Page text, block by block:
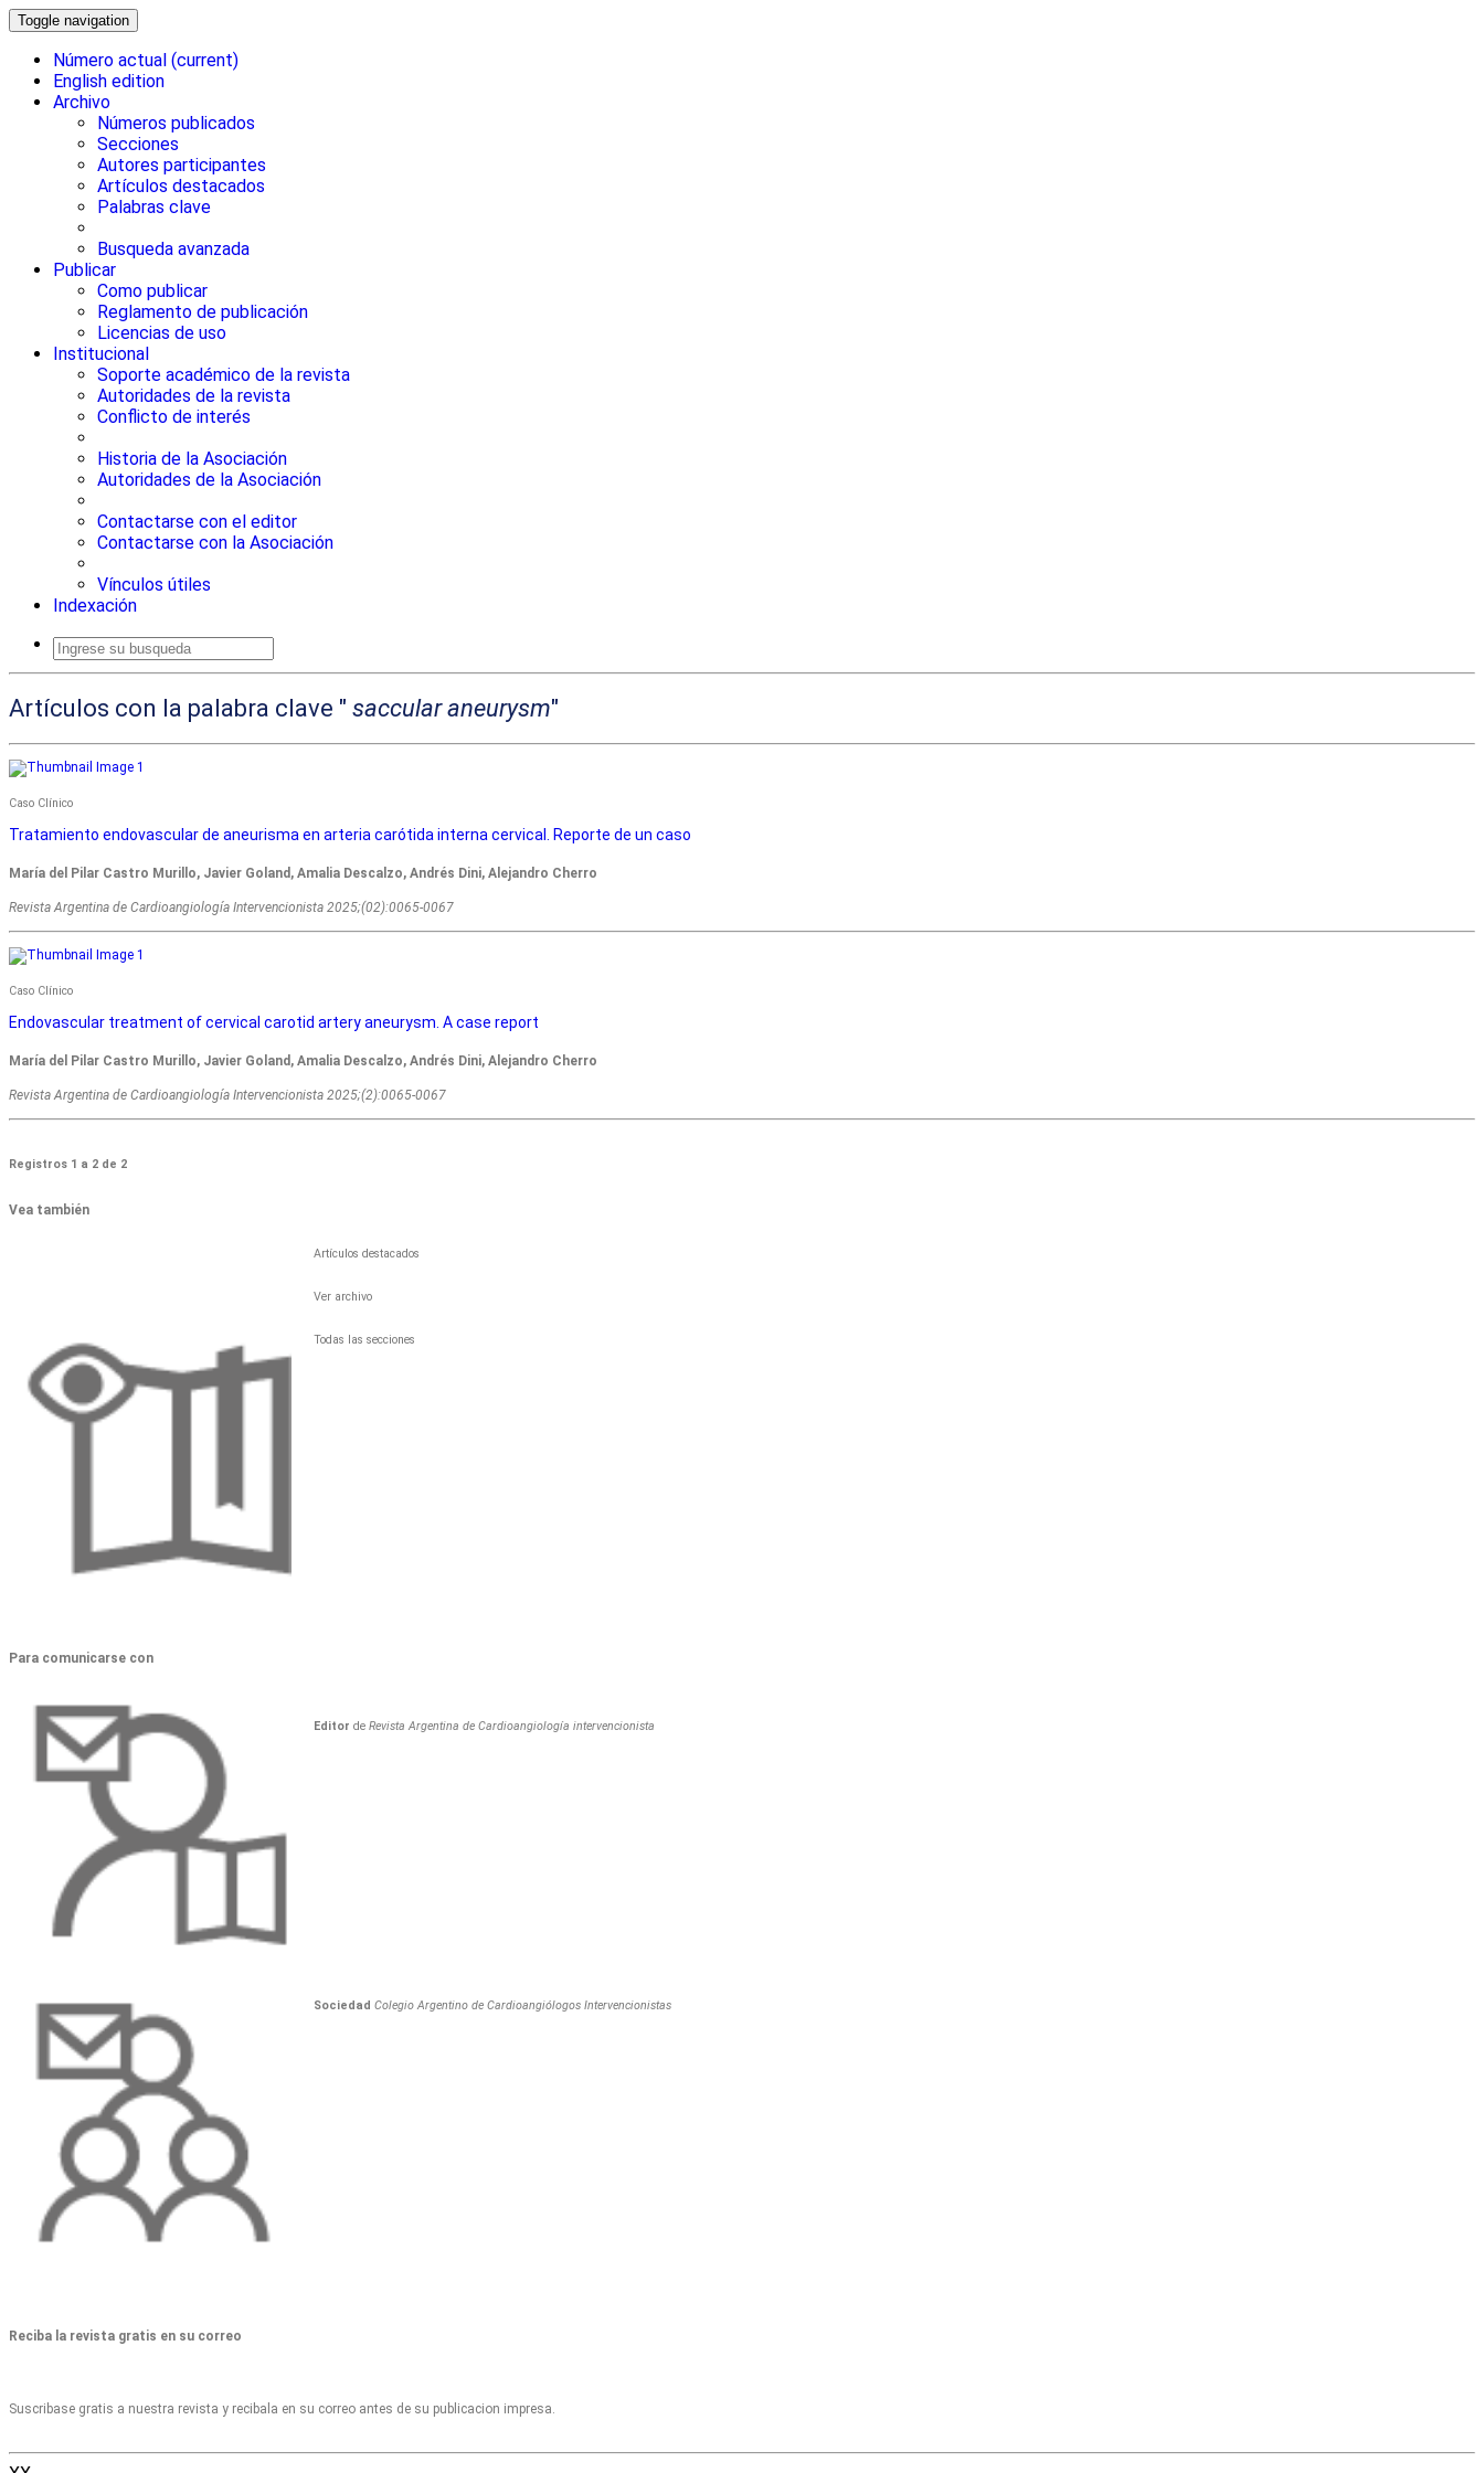
Toggle navigation
Número actual (current)
English edition
Archivo
Números publicados
Secciones
Autores participantes
Artículos destacados
Palabras clave
Busqueda avanzada
Publicar
Como publicar
Reglamento de publicación
Licencias de uso
Institucional
Soporte académico de la revista
Autoridades de la revista
Conflicto de interés
Historia de la Asociación
Autoridades de la Asociación
Contactarse con el editor
Contactarse con la Asociación
Vínculos útiles
Indexación
Artículos con la palabra clave " saccular aneurysm"
Caso Clínico
Tratamiento endovascular de aneurisma en arteria carótida interna cervical. Reporte de un caso
María del Pilar Castro Murillo, Javier Goland, Amalia Descalzo, Andrés Dini, Alejandro Cherro
Revista Argentina de Cardioangiologí­a Intervencionista 2025;(02):0065-0067
Caso Clínico
Endovascular treatment of cervical carotid artery aneurysm. A case report
María del Pilar Castro Murillo, Javier Goland, Amalia Descalzo, Andrés Dini, Alejandro Cherro
Revista Argentina de Cardioangiologí­a Intervencionista 2025;(2):0065-0067
Registros 1 a 2 de 2
Vea también
Artículos destacados
Ver archivo
Todas las secciones
Para comunicarse con
Editor deRevista Argentina de Cardioangiología intervencionista
Sociedad Colegio Argentino de Cardioangiólogos Intervencionistas
Reciba la revista gratis en su correo
Suscribase gratis a nuestra revista y recibala en su correo antes de su publicacion impresa.